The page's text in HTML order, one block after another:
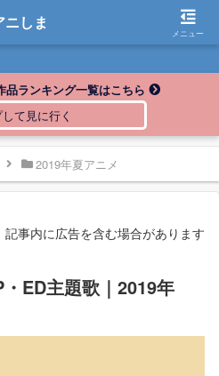
ニしま
品ランキング一覧はこちら
2019年夏アニメ
記事内に広告を含む場合があります
ED主題歌｜2019年
ニしま
メニュー